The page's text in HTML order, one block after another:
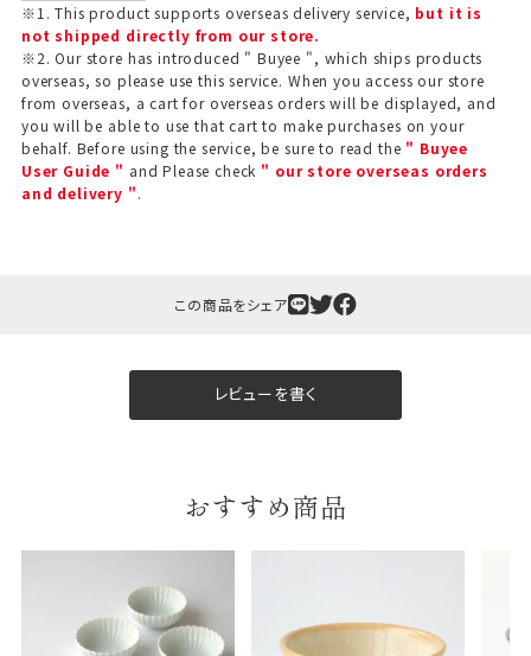
当店でギフト対応の商品をご購入いただきますと、熨
包装紙について
B.婚礼や出産、長寿祝などに使用する包装紙です。
A
B
※1. This product supports overseas delivery service, but it is
not shipped directly from our store.
※2. Our store has introduced " Buyee ", which ships products
overseas, so please use this service. When you access our store
from overseas, a cart for overseas orders will be displayed, and
you will be able to use that cart to make purchases on your
behalf. Before using the service, be sure to read the " Buyee
User Guide " and Please check " our store overseas orders
and delivery ".
この商品をシェア
レビューを書く
おすすめ商品